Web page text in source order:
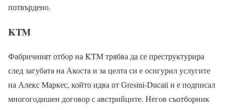
потвърдено.
KTM
Фабричният отбор на KTM трябва да се преструктурира
след загубата на Акоста и за целта си е осигурил услугите
на Алекс Маркес, който идва от Gresini-Ducati и е подписал
многогодишен договор с австрийците. Негов съотборник